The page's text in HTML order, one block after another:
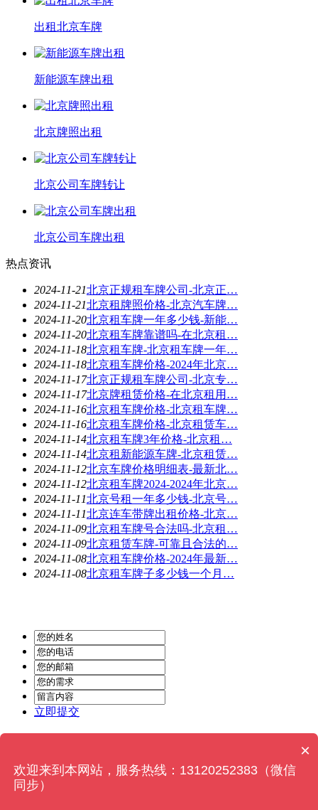
出租北京车牌
新能源车牌出租
北京牌照出租
北京公司车牌转让
北京公司车牌出租
热点资讯
2024-11-21北京正规租车牌公司-北京正…
2024-11-21北京租牌照价格-北京汽车牌…
2024-11-20北京租车牌一年多少钱-新能…
2024-11-20北京租车牌靠谱吗-在北京租…
2024-11-18北京租车牌-北京租车牌一年…
2024-11-18北京租车牌价格-2024年北京…
2024-11-17北京正规租车牌公司-北京专…
2024-11-17北京牌租赁价格-在北京租用…
2024-11-16北京租车牌价格-北京租车牌…
2024-11-16北京租车牌价格-北京租赁车…
2024-11-14北京租车牌3年价格-北京租…
2024-11-14北京租新能源车牌-北京租赁…
2024-11-12北京车牌价格明细表-最新北…
2024-11-12北京租车牌2024-2024年北京…
2024-11-11北京号租一年多少钱-北京号…
2024-11-11北京连车带牌出租价格-北京…
2024-11-09北京租车牌号合法吗-北京租…
2024-11-09北京租赁车牌-可靠且合法的…
2024-11-08北京租车牌价格-2024年最新…
2024-11-08北京租车牌子多少钱一个月…
立即提交
Powered byMetInfo 6.2.0© 2008-2024MetInfo Inc.
在线咨询
×
欢迎来到本网站，服务热线：13120252383（微信
同步）